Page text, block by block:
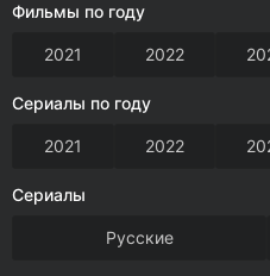
Фильмы по году
2021 2022
Сериалы по году
2021 2022
Сериалы
Русские